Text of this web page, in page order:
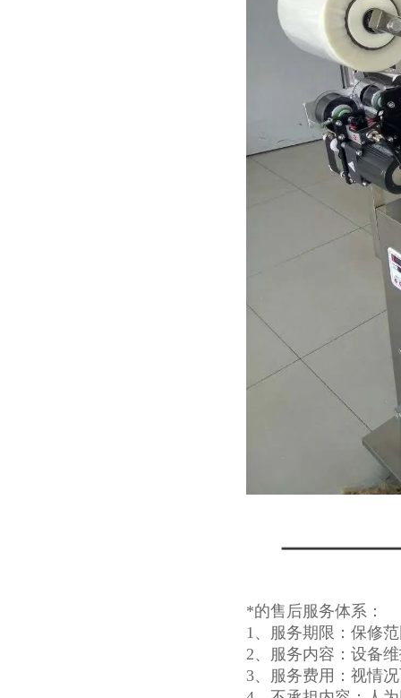
*的售后服务体系：
1、服务期限：保修
2、服务内容：设备
3、服务费用：视情